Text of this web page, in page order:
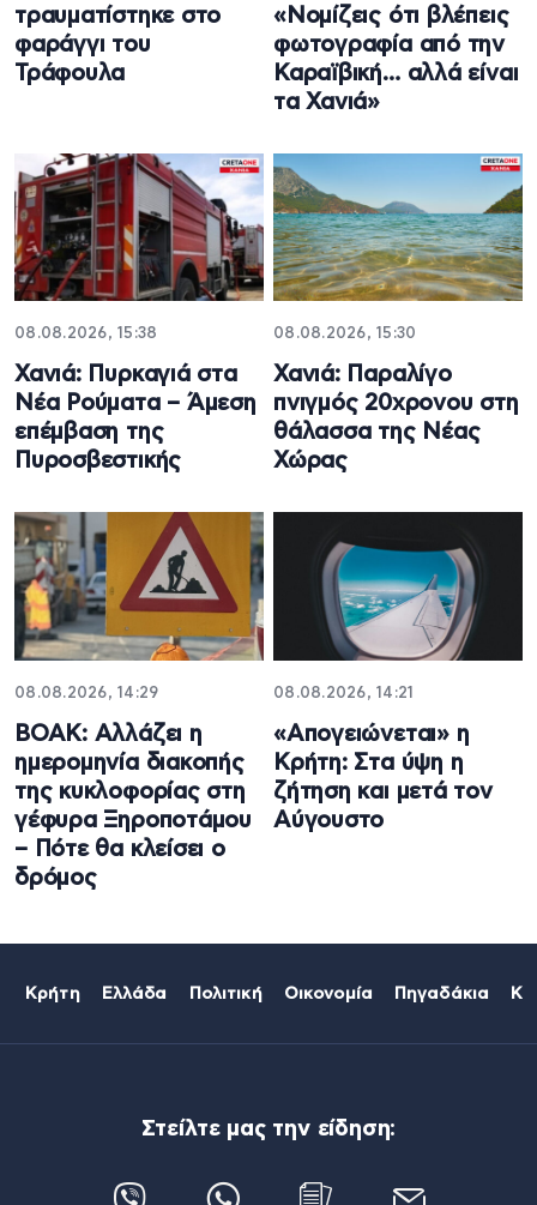
τραυματίστηκε στο
φαράγγι του
Τράφουλα
«Νομίζεις ότι βλέπεις
φωτογραφία από την
Καραϊβική… αλλά είναι
τα Χανιά»
08.08.2026, 15:38
Χανιά: Πυρκαγιά στα
Νέα Ρούματα – Άμεση
επέμβαση της
Πυροσβεστικής
08.08.2026, 15:30
Χανιά: Παραλίγο
πνιγμός 20χρονου στη
θάλασσα της Νέας
Χώρας
08.08.2026, 14:29
ΒΟΑΚ: Αλλάζει η
ημερομηνία διακοπής
της κυκλοφορίας στη
γέφυρα Ξηροποτάμου
– Πότε θα κλείσει ο
δρόμος
08.08.2026, 14:21
«Απογειώνεται» η
Κρήτη: Στα ύψη η
ζήτηση και μετά τον
Αύγουστο
Κρήτη Ελλάδα Πολιτική Οικονομία Πηγαδάκια
Στείλτε μας την είδηση: